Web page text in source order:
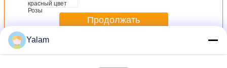
Продолжать
Больше
Yalam